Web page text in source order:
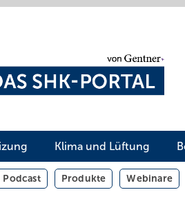
Klima und Lüftung
Podcast Produkte Webinare